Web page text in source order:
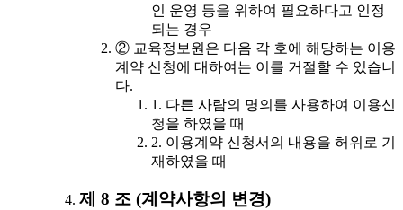
인 운영 등을 위하여 필요하다고 인정
되는 경우
② 교육정보원은 다음 각 호에 해당하는 이용
계약 신청에 대하여는 이를 거절할 수 있습니
다.
1. 다른 사람의 명의를 사용하여 이용신
청을 하였을 때
2. 이용계약 신청서의 내용을 허위로 기
재하였을 때
제 8 조 (계약사항의 변경)